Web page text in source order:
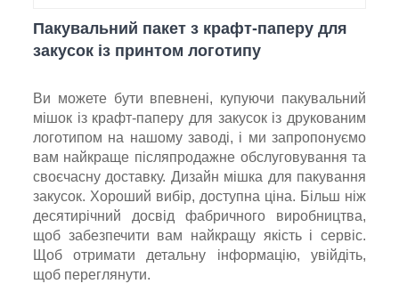
Пакувальний пакет з крафт-паперу для
закусок із принтом логотипу
Ви можете бути впевнені, купуючи пакувальний
мішок із крафт-паперу для закусок із друкованим
логотипом на нашому заводі, і ми запропонуємо
вам найкраще післяпродажне обслуговування та
своєчасну доставку. Дизайн мішка для пакування
закусок. Хороший вибір, доступна ціна. Більш ніж
десятирічний досвід фабричного виробництва,
щоб забезпечити вам найкращу якість і сервіс.
Щоб отримати детальну інформацію, увійдіть,
щоб переглянути.